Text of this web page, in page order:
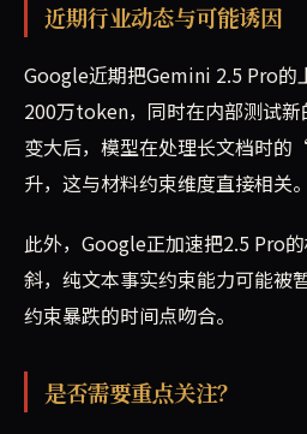
近期行业动态与可能诱因
Google近期把Gemini 2.5 Pro的
200万token，同时在内部测试
变大后，模型在处理长文档时
升，这与材料约束维度直接相关。
此外，Google正加速把2.5 Pro
斜，纯文本事实约束能力可能被
约束暴跌的时间点吻合。
是否需要重点关注？